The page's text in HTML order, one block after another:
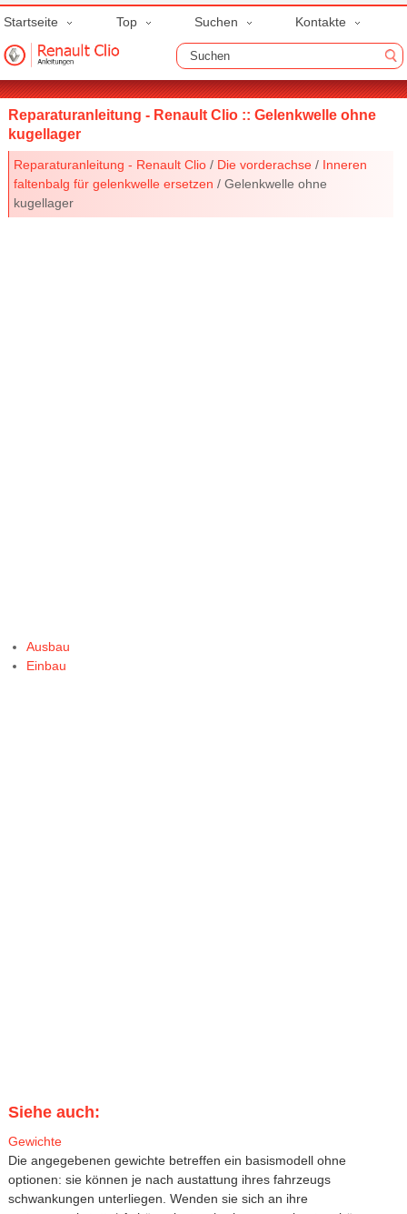
Startseite Top Suchen Kontakte
Reparaturanleitung - Renault Clio :: Gelenkwelle ohne
kugellager
Reparaturanleitung - Renault Clio / Die vorderachse / Inneren
faltenbalg für gelenkwelle ersetzen / Gelenkwelle ohne
kugellager
Ausbau
Einbau
Siehe auch:
Gewichte
Die angegebenen gewichte betreffen ein basismodell ohne
optionen: sie können je nach austattung ihres fahrzeugs
schwankungen unterliegen. Wenden sie sich an ihre